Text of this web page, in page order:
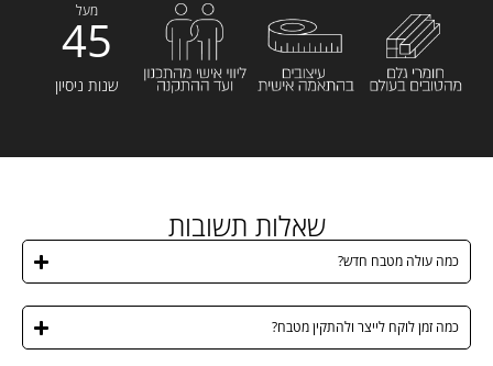
45
שנות ניסיון
מעל
שאלות תשובות
כמה עולה מטבח חדש?
כמה זמן לוקח לייצר ולהתקין מטבח?